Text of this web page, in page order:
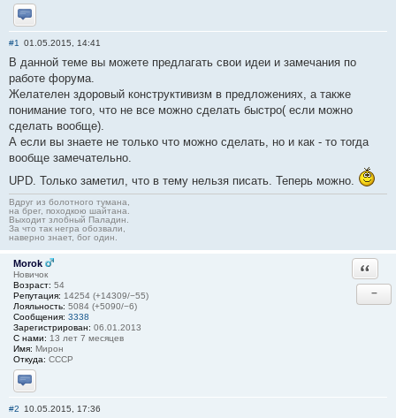
Отправить личное сообщение
#1 01.05.2015, 14:41
В данной теме вы можете предлагать свои идеи и замечания по
работе форума.
Желателен здоровый конструктивизм в предложениях, а также
понимание того, что не все можно сделать быстро( если можно
сделать вообще).
А если вы знаете не только что можно сделать, но и как - то тогда
вообще замечательно.
UPD. Только заметил, что в тему нельзя писать. Теперь можно.
Вдруг из болотного тумана,
на брег, походкою шайтана.
Выходит злобный Паладин.
За что так негра обозвали,
наверно знает, бог один.
Morok
Новичок
Возраст: 54
Репутация: 14254 (+14309/−55)
Лояльность: 5084 (+5090/−6)
Сообщения: 3338
Зарегистрирован: 06.01.2013
С нами: 13 лет 7 месяцев
Имя: Мирон
Откуда: СССР
Отправить личное сообщение
−
#2 10.05.2015, 17:36